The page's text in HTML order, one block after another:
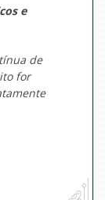
e
de
for